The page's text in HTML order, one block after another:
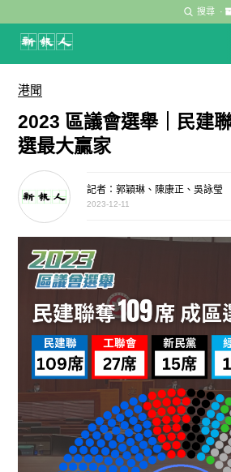
搜尋 ·
港聞
2023 區議會選舉｜民建
選最大贏家
記者：郭穎琳、陳康正、吳詠瑩
2023-12-11